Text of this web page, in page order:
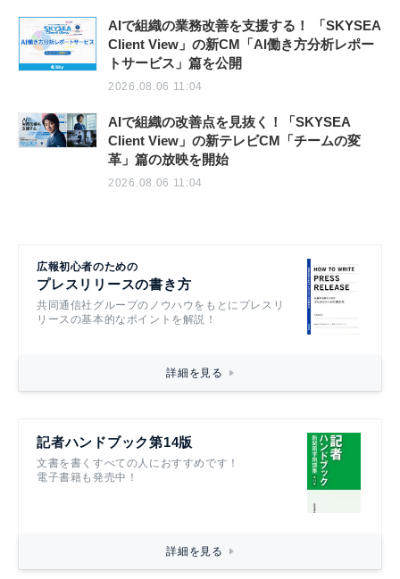
AIで組織の業務改善を支援する！ 「SKYSEA
Client View」の新CM「AI働き方分析レポー
トサービス」篇を公開
2026.08.06 11:04
AIで組織の改善点を見抜く！「SKYSEA
Client View」の新テレビCM「チームの変
革」篇の放映を開始
2026.08.06 11:04
広報初心者のための
プレスリリースの書き方
共同通信社グループのノウハウをもとにプレスリ
リースの基本的なポイントを解説！
詳細を見る
記者ハンドブック第14版
文書を書くすべての人におすすめです！
電子書籍も発売中！
詳細を見る